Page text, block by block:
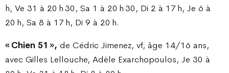
h, Ve 31 à 20 h 30, Sa 1 à 20 h 30, Di 2 à 17 h, Je 6 à
20 h, Sa 8 à 17 h, Di 9 à 20 h.
« Chien 51 », de Cédric Jimenez, vf, âge 14/16 ans,
avec Gilles Lellouche, Adèle Exarchopoulos, Je 30 à